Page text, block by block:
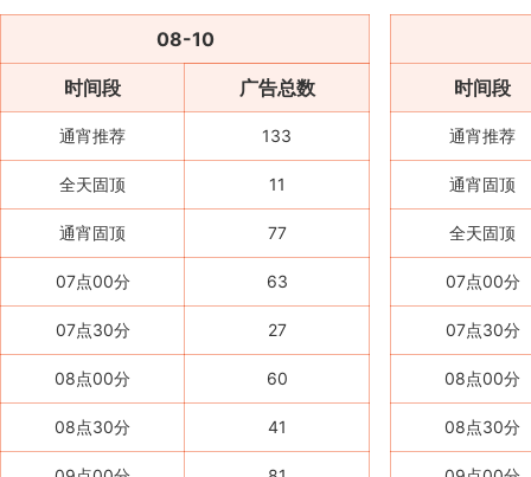
08-10
时间段 广告总数
通宵推荐 133
全天固顶 11
通宵固顶 77
07点00分 63
07点30分 27
08点00分 60
08点30分 41
时间段
通宵推荐
通宵固顶
全天固顶
07点00分
07点30分
08点00分
08点30分